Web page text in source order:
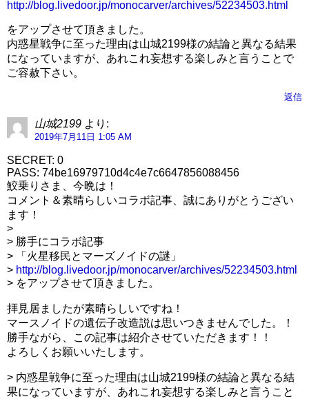
http://blog.livedoor.jp/monocarver/archives/52234503.html
をアップさせて頂きました。
内惑星戦争に至った理由は山城2199様の結論と異なる結果
になっていますが、あれこれ妄想する楽しみと言うことで
ご容赦下さい。
返信
山城2199 より:
2019年7月11日 1:05 AM
SECRET: 0
PASS: 74be16979710d4c4e7c6647856088456
鮫乗りさま、今晩は！
コメント＆素晴らしいコラボ記事、誠にありがとうござい
ます！
>
> 勝手にコラボ記事
> 「火星移民とマーズノイドの謎」
> http://blog.livedoor.jp/monocarver/archives/52234503.html
> をアップさせて頂きました。
拝見居ましたが素晴らしいですね！
マースノイドの遺伝子改造説は思いつきませんでした。！
勝手ながら、この記事は紹介させていただきます！！
よろしくお願いいたします。
> 内惑星戦争に至った理由は山城2199様の結論と異なる結
果になっていますが、あれこれ妄想する楽しみと言うこと